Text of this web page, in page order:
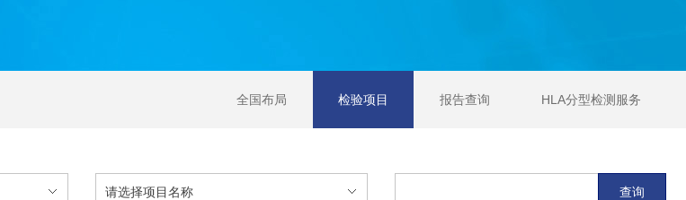
全国布局 检验项目 报告查询 HLA分型检测服务
查询